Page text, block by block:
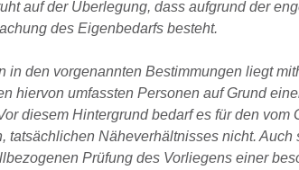
auf der Überlegung, dass aufgrund der
des Eigenbedarfs besteht.
den vorgenannten Bestimmungen liegt
hiervon umfassten Personen auf Grund
diesem Hintergrund bedarf es für den vom
Näheverhältnisses nicht. Auch
Prüfung des Vorliegens einer